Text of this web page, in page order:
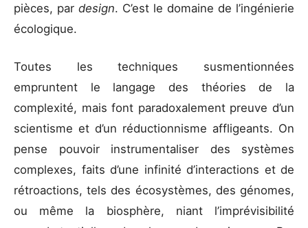
pièces, par design. C’est le domaine de l’ingénierie
écologique.
Toutes les techniques susmentionnées
empruntent le langage des théories de la
complexité, mais font paradoxalement preuve d’un
scientisme et d’un réductionnisme affligeants. On
pense pouvoir instrumentaliser des systèmes
complexes, faits d’une infinité d’interactions et de
rétroactions, tels des écosystèmes, des génomes,
ou même la biosphère, niant l’imprévisibilité